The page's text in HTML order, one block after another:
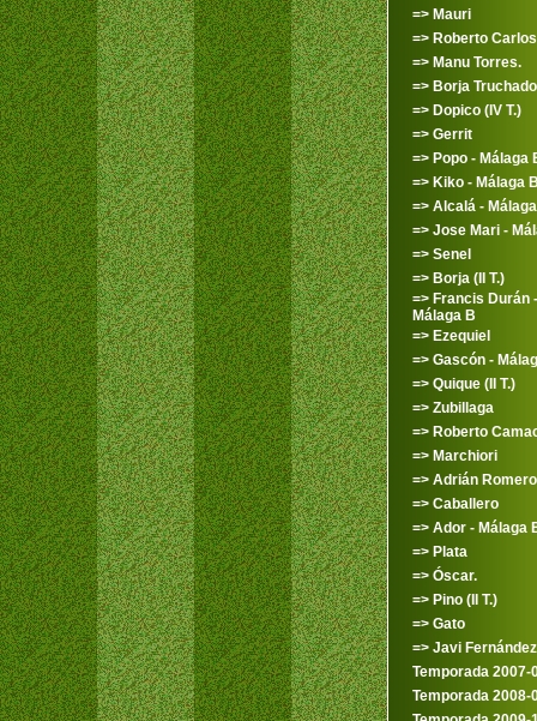
=> Mauri
=> Roberto Carlos
=> Manu Torres.
=> Borja Truchado
=> Dopico (IV T.)
=> Gerrit
=> Popo - Málaga
=> Kiko - Málaga B
=> Alcalá -
=> Jose Mari -
=> Senel
=> Borja (II T.)
=> Francis Durán -
Málaga B
=> Ezequiel
=> Gascón -
=> Quique (II T.)
=> Zubillaga
=> Roberto
=> Marchiori
=> Adrián Romero
=> Caballero
=> Ador - Málaga
=> Plata
=> Óscar.
=> Pino (II T.)
=> Gato
=> Javi Fernández
Temporada 2007-
Temporada 2008-